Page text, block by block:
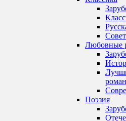
Любовные
Поэзия